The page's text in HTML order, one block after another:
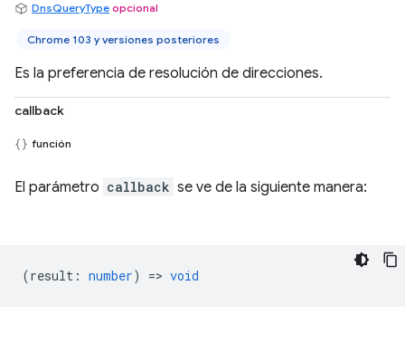
DnsQueryType opcional
Chrome 103 y versiones posteriores
Es la preferencia de resolución de direcciones.
callback
función
El parámetro callback se ve de la siguiente manera:
(result : number) => void